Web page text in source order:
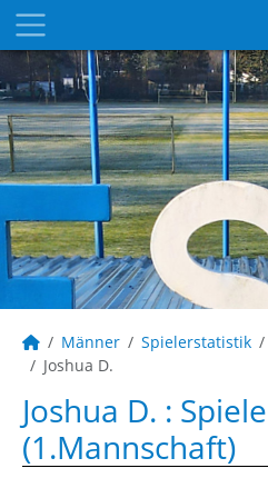
Männer Spielerstatistik
Joshua D.
Joshua D. : Spiele
(1.Mannschaft)